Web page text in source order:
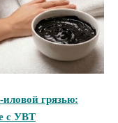
грязью:
с УВТ